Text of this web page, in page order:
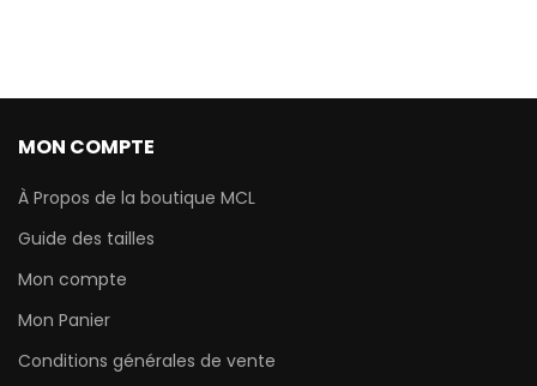
MON COMPTE
À Propos de la boutique MCL
Guide des tailles
Mon compte
Mon Panier
Conditions générales de vente